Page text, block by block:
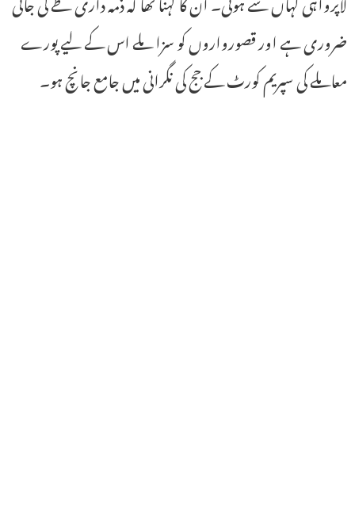
ضروری ہے اور قصورواروں کو سزا ملے اس کے لیے پورے
معاملے کی سپریم کورٹ کے جج کی نگرانی میں جامع جانچ ہو۔